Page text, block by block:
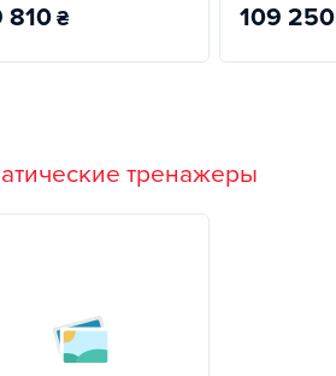
810₴ 109 250
тренажеры